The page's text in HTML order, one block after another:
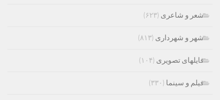
شعر و شاعری (۶۲۳)
شهر و شهرداری (۸۱۳)
فایلهای تصویری (۱۰۴)
فیلم و سینما (۳۳۰)